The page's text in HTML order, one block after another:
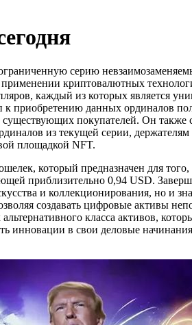
серию
криптовалютных
каждый из которых является
к приобретению данных ординалов
покупателей. Он
из текущей серии,
площадкой NFT.
который предназначен для
приблизительно 0,94 USD.
и коллекционирования, но и
создавать цифровые активы
класса активов,
инновации в свои деловые